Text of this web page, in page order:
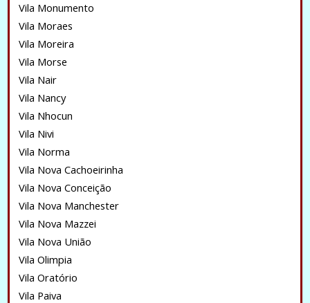
Vila Monumento
Vila Moraes
Vila Moreira
Vila Morse
Vila Nair
Vila Nancy
Vila Nhocun
Vila Nivi
Vila Norma
Vila Nova Cachoeirinha
Vila Nova Conceição
Vila Nova Manchester
Vila Nova Mazzei
Vila Nova União
Vila Olimpia
Vila Oratório
Vila Paiva